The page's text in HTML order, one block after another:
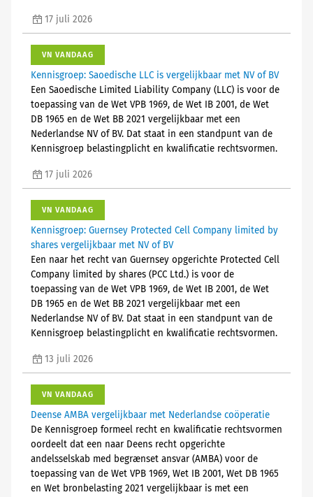
17 juli 2026
VN VANDAAG
Kennisgroep: Saoedische LLC is vergelijkbaar met NV of BV
Een Saoedische Limited Liability Company (LLC) is voor de
toepassing van de Wet VPB 1969, de Wet IB 2001, de Wet
DB 1965 en de Wet BB 2021 vergelijkbaar met een
Nederlandse NV of BV. Dat staat in een standpunt van de
Kennisgroep belastingplicht en kwalificatie rechtsvormen.
17 juli 2026
VN VANDAAG
Kennisgroep: Guernsey Protected Cell Company limited by
shares vergelijkbaar met NV of BV
Een naar het recht van Guernsey opgerichte Protected Cell
Company limited by shares (PCC Ltd.) is voor de
toepassing van de Wet VPB 1969, de Wet IB 2001, de Wet
DB 1965 en de Wet BB 2021 vergelijkbaar met een
Nederlandse NV of BV. Dat staat in een standpunt van de
Kennisgroep belastingplicht en kwalificatie rechtsvormen.
13 juli 2026
VN VANDAAG
Deense AMBA vergelijkbaar met Nederlandse coöperatie
De Kennisgroep formeel recht en kwalificatie rechtsvormen
oordeelt dat een naar Deens recht opgerichte
andelsselskab med begrænset ansvar (AMBA) voor de
toepassing van de Wet VPB 1969, Wet IB 2001, Wet DB 1965
en Wet bronbelasting 2021 vergelijkbaar is met een